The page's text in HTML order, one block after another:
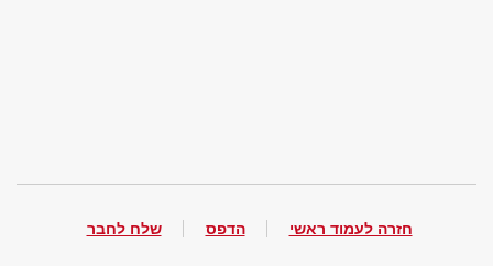
חזרה לעמוד ראשי הדפס שלח לחבר